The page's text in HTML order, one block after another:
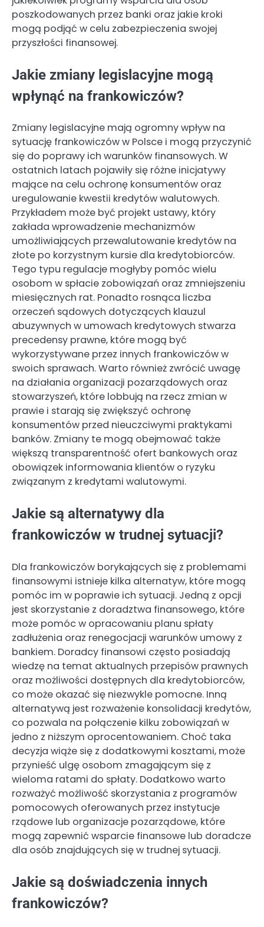
poszkodowanych przez banki oraz jakie kroki
mogą podjąć w celu zabezpieczenia swojej
przyszłości finansowej.
Jakie zmiany legislacyjne mogą
wpłynąć na frankowiczów?
Zmiany legislacyjne mają ogromny wpływ na
sytuację frankowiczów w Polsce i mogą przyczynić
się do poprawy ich warunków finansowych. W
ostatnich latach pojawiły się różne inicjatywy
mające na celu ochronę konsumentów oraz
uregulowanie kwestii kredytów walutowych.
Przykładem może być projekt ustawy, który
zakłada wprowadzenie mechanizmów
umożliwiających przewalutowanie kredytów na
złote po korzystnym kursie dla kredytobiorców.
Tego typu regulacje mogłyby pomóc wielu
osobom w spłacie zobowiązań oraz zmniejszeniu
miesięcznych rat. Ponadto rosnąca liczba
orzeczeń sądowych dotyczących klauzul
abuzywnych w umowach kredytowych stwarza
precedensy prawne, które mogą być
wykorzystywane przez innych frankowiczów w
swoich sprawach. Warto również zwrócić uwagę
na działania organizacji pozarządowych oraz
stowarzyszeń, które lobbują na rzecz zmian w
prawie i starają się zwiększyć ochronę
konsumentów przed nieuczciwymi praktykami
banków. Zmiany te mogą obejmować także
większą transparentność ofert bankowych oraz
obowiązek informowania klientów o ryzyku
związanym z kredytami walutowymi.
Jakie są alternatywy dla
frankowiczów w trudnej sytuacji?
Dla frankowiczów borykających się z problemami
finansowymi istnieje kilka alternatyw, które mogą
pomóc im w poprawie ich sytuacji. Jedną z opcji
jest skorzystanie z doradztwa finansowego, które
może pomóc w opracowaniu planu spłaty
zadłużenia oraz renegocjacji warunków umowy z
bankiem. Doradcy finansowi często posiadają
wiedzę na temat aktualnych przepisów prawnych
oraz możliwości dostępnych dla kredytobiorców,
co może okazać się niezwykle pomocne. Inną
alternatywą jest rozważenie konsolidacji kredytów,
co pozwala na połączenie kilku zobowiązań w
jedno z niższym oprocentowaniem. Choć taka
decyzja wiąże się z dodatkowymi kosztami, może
przynieść ulgę osobom zmagającym się z
wieloma ratami do spłaty. Dodatkowo warto
rozważyć możliwość skorzystania z programów
pomocowych oferowanych przez instytucje
rządowe lub organizacje pozarządowe, które
mogą zapewnić wsparcie finansowe lub doradcze
dla osób znajdujących się w trudnej sytuacji.
Jakie są doświadczenia innych
frankowiczów?